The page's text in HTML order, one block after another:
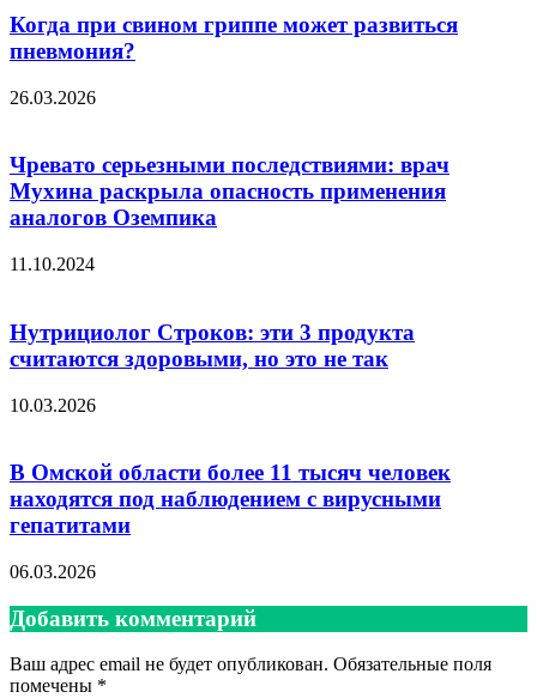
Когда при свином гриппе может развиться
пневмония?
26.03.2026
Чревато серьезными последствиями: врач
Мухина раскрыла опасность применения
аналогов Оземпика
11.10.2024
Нутрициолог Строков: эти 3 продукта
считаются здоровыми, но это не так
10.03.2026
В Омской области более 11 тысяч человек
находятся под наблюдением с вирусными
гепатитами
06.03.2026
Добавить комментарий
Ваш адрес email не будет опубликован. Обязательные поля
помечены *